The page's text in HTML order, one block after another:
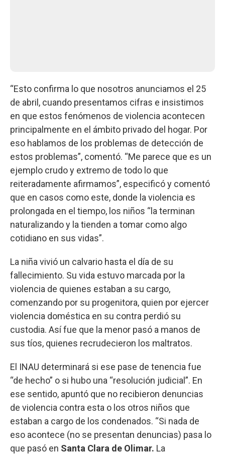
“Esto confirma lo que nosotros anunciamos el 25
de abril, cuando presentamos cifras e insistimos
en que estos fenómenos de violencia acontecen
principalmente en el ámbito privado del hogar. Por
eso hablamos de los problemas de detección de
estos problemas”, comentó. “Me parece que es un
ejemplo crudo y extremo de todo lo que
reiteradamente afirmamos”, especificó y comentó
que en casos como este, donde la violencia es
prolongada en el tiempo, los niños “la terminan
naturalizando y la tienden a tomar como algo
cotidiano en sus vidas”.
La niña vivió un calvario hasta el día de su
fallecimiento. Su vida estuvo marcada por la
violencia de quienes estaban a su cargo,
comenzando por su progenitora, quien por ejercer
violencia doméstica en su contra perdió su
custodia. Así fue que la menor pasó a manos de
sus tíos, quienes recrudecieron los maltratos.
El INAU determinará si ese pase de tenencia fue
“de hecho” o si hubo una “resolución judicial”. En
ese sentido, apuntó que no recibieron denuncias
de violencia contra esta o los otros niños que
estaban a cargo de los condenados. “Si nada de
eso acontece (no se presentan denuncias) pasa lo
que pasó en Santa Clara de Olimar. La